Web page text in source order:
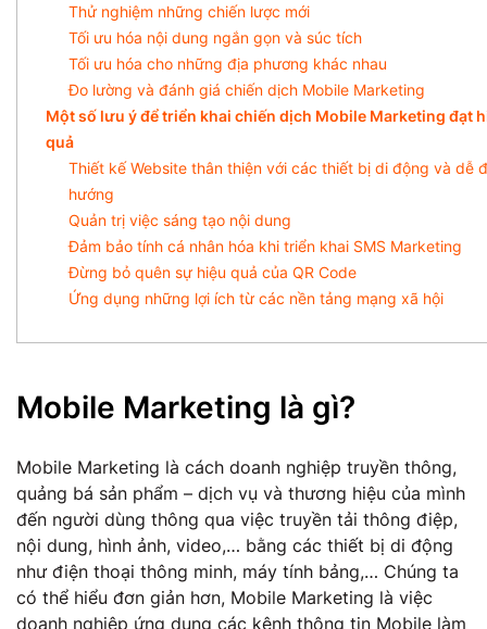
Thử nghiệm những chiến lược mới
Tối ưu hóa nội dung ngắn gọn và súc tích
Tối ưu hóa cho những địa phương khác nhau
Đo lường và đánh giá chiến dịch Mobile Marketing
Một số lưu ý để triển khai chiến dịch Mobile Marketing đạt
quả
Thiết kế Website thân thiện với các thiết bị di động và dễ
hướng
Quản trị việc sáng tạo nội dung
Đảm bảo tính cá nhân hóa khi triển khai SMS Marketing
Đừng bỏ quên sự hiệu quả của QR Code
Ứng dụng những lợi ích từ các nền tảng mạng xã hội
Mobile Marketing là gì?
Mobile Marketing là cách doanh nghiệp truyền thông,
quảng bá sản phẩm – dịch vụ và thương hiệu của mình
đến người dùng thông qua việc truyền tải thông điệp,
nội dung, hình ảnh, video,… bằng các thiết bị di động
như điện thoại thông minh, máy tính bảng,… Chúng ta
có thể hiểu đơn giản hơn, Mobile Marketing là việc
doanh nghiệp ứng dụng các kênh thông tin Mobile làm